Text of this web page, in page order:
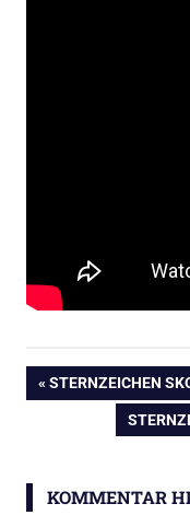
VORHERIGER
BEITRAG:
STERNZEICHEN
KOMMENTAR